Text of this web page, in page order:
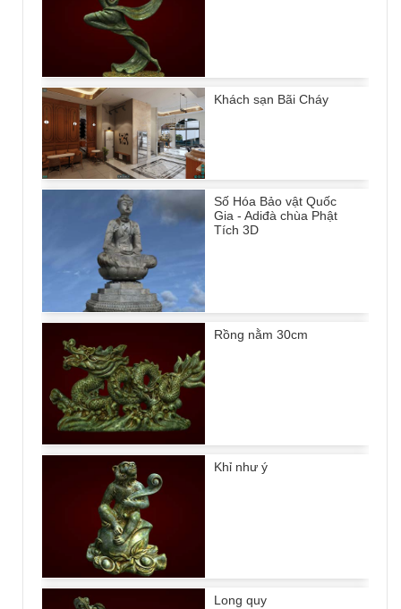
Khách sạn Bãi Cháy
Số Hóa Bảo vật Quốc
Gia - Adiđà chùa Phật
Tích 3D
Rồng nằm 30cm
Khỉ như ý
Long quy